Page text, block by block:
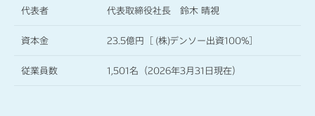
お知らせ
アクセス
プライバシーポリシー
サイトマップ
代表者 代表取締役社長 鈴木 晴視
資本金 23.5億円［ (株)デンソー出資100%］
従業員数 1,501名（2026年3月31日現在）